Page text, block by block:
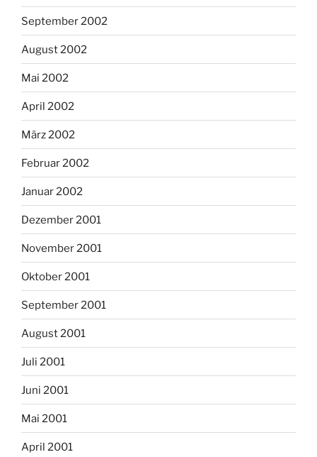
September 2002
August 2002
Mai 2002
April 2002
März 2002
Februar 2002
Januar 2002
Dezember 2001
November 2001
Oktober 2001
September 2001
August 2001
Juli 2001
Juni 2001
Mai 2001
April 2001